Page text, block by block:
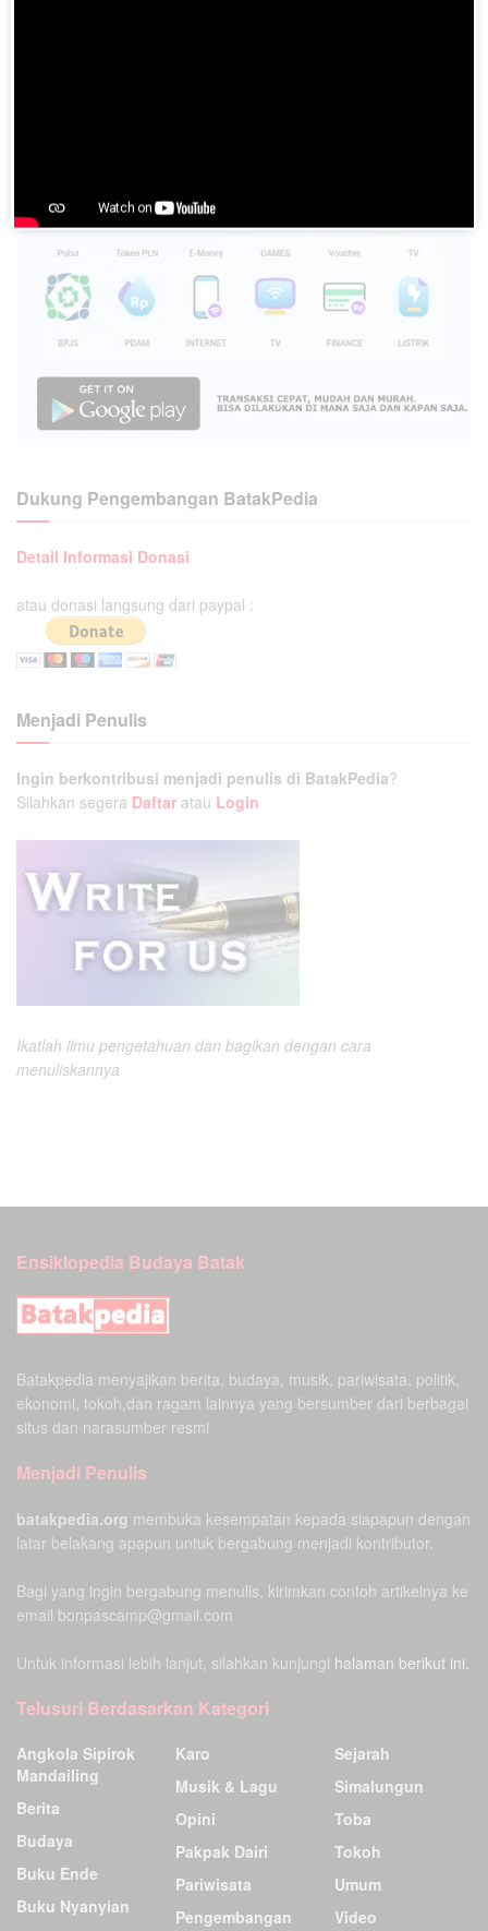
Dukung Pengembangan BatakPedia
Detail Informasi Donasi
atau donasi langsung dari paypal :
Menjadi Penulis
Ingin berkontribusi menjadi penulis di BatakPedia?
Silahkan segera Daftar atau Login
Ikatlah ilmu pengetahuan dan bagikan dengan cara
menuliskannya
Ensiklopedia Budaya Batak
Batakpedia menyajikan berita, budaya, musik, pariwisata, politik,
ekonomi, tokoh,dan ragam lainnya yang bersumber dari berbagai
situs dan narasumber resmi
Menjadi Penulis
batakpedia.org membuka kesempatan kepada siapapun dengan
latar belakang apapun untuk bergabung menjadi kontributor.
Bagi yang ingin bergabung menulis, kirimkan contoh artikelnya ke
email bonpascamp@gmail.com
Untuk informasi lebih lanjut, silahkan kunjungi halaman berikut ini.
Telusuri Berdasarkan Kategori
Angkola Sipirok
Mandailing
Berita
Budaya
Buku Ende
Buku Nyanyian
Karo
Musik & Lagu
Opini
Pakpak Dairi
Pariwisata
Pengembangan
Sejarah
Simalungun
Toba
Tokoh
Umum
Video